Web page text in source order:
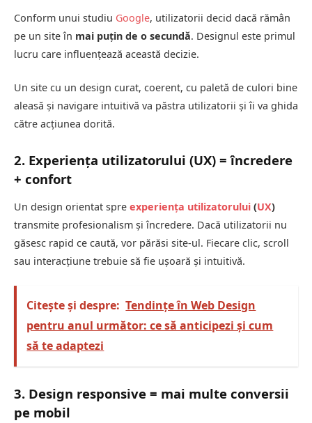
Conform unui studiu Google, utilizatorii decid dacă rămân
pe un site în mai puțin de o secundă. Designul este primul
lucru care influențează această decizie.
Un site cu un design curat, coerent, cu paletă de culori bine
aleasă și navigare intuitivă va păstra utilizatorii și îi va ghida
către acțiunea dorită.
2. Experiența utilizatorului (UX) = încredere
+ confort
Un design orientat spre experiența utilizatorului (UX)
transmite profesionalism și încredere. Dacă utilizatorii nu
găsesc rapid ce caută, vor părăsi site-ul. Fiecare clic, scroll
sau interacțiune trebuie să fie ușoară și intuitivă.
Citește și despre: Tendințe în Web Design
pentru anul următor: ce să anticipezi și cum
să te adaptezi
3. Design responsive = mai multe conversii
pe mobil